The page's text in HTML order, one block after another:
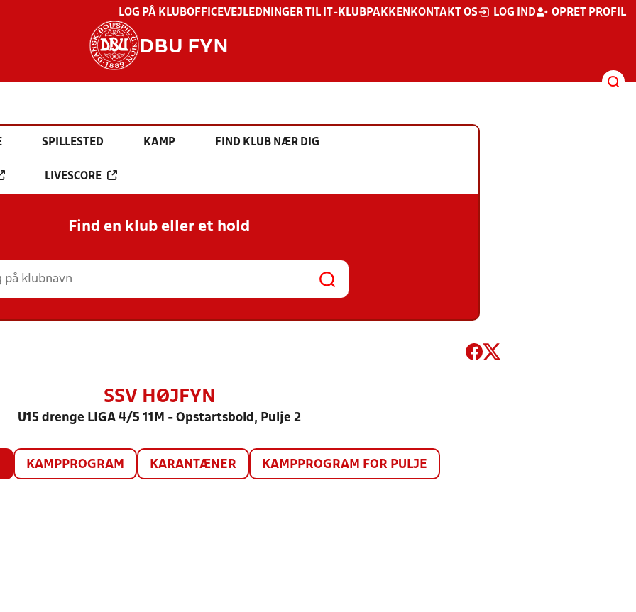
LOG PÅ KLUBOFFICEVEJLEDNINGER TIL IT-KLUBPAKKEN KONTAKT OS LOG IND OPRET PROFIL
DBU FYN
SPILLESTED KAMP FIND KLUB NÆR DIG
LIVESCORE
Find en klub eller et hold
SSV HØJFYN
U15 drenge LIGA 4/5 11M - Opstartsbold, Pulje 2
KAMPPROGRAM KARANTÆNER KAMPPROGRAM FOR PULJE